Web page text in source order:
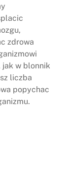
zdrowa
jak w blonnik
liczba
popychac